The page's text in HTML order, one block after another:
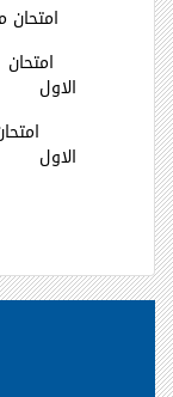
امتحان
الاول
الاول